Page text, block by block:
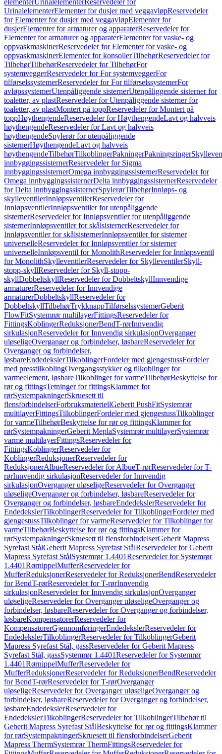
elementerUrinalelementerReservedeler for
UrinalelementerElementer for dusjer med veggavløpReservedeler
for Elementer for dusjer med veggavløpElementer for
dusjerElementer for armaturer og apparaterReservedeler for
Elementer for armaturer og apparaterElementer for vaske- og
oppvaskmaskinerReservedeler for Elementer for vaske- og
oppvaskmaskinerElementer for konsollerTilbehørReservedeler for
TilbehørTilbehørReservedeler for TilbehørFor
systemveggerReservedeler for For systemveggerFor
tilførselssystemerReservedeler for For tilførselssystemerFor
avløpssystemerUtenpåliggende sisternerUtenpåliggende sisterner for
toaletter, av plastReservedeler for Utenpåliggende sisterner for
toaletter, av plastMontert på toppReservedeler for Montert på
toppHøythengendeReservedeler for HøythengendeLavt og halvveis
høythengendeReservedeler for Lavt og halvveis
høythengendeSpylerør for utenpåliggende
sisternerHøythengendeLavt og halvveis
høythengendeTilbehørTilkoblingerPakningerPakningsringer
innbyggingssisternerReservedeler for Sigma
innbyggingssisternerOmega innbyggingssisternerReservedeler for
Omega innbyggingssisternerDelta innbyggingssisternerReservedeler
for Delta innbyggingssisternerSpylerørTilbehørInnløps- og
skylleventilerInnløpsventilerReservedeler for
InnløpsventilerInnløpsventiler for utenpåliggende
sisternerReservedeler for Innløpsventiler for utenpåliggende
sisternerInnløpsventiler for skålsisternerReservedeler for
Innløpsventiler for skålsisternerInnløpsventiler for sisterner
universelleReservedeler for Innløpsventiler for sisterner
universelleInnløpsventil for MonolithReservedeler for Innløpsventil
for MonolithSkylleventilerReservedeler for SkylleventilerSkyll-
stopp-skyllReservedeler for Skyll-stopp-
skyllDobbeltskyllReservedeler for DobbeltskyllInnvendige
armaturerReservedeler for Innvendige
armaturerDobbeltskyllReservedeler for
DobbeltskyllTilbehørTrykknappTilførselssystemerGeberit
FlowFitSystemrør multilayerFittingsReservedeler for
FittingsKoblingerReduksjonerBendT-rørInnvendig
sirkulasjonReservedeler for Innvendig sirkulasjonOverganger
uløseligeOverganger og forbindelser, løsbareReservedeler for
Overganger og forbindelser,
løsbareEndedekslerTilkoblingerFordeler med gjengestussFordeler
med presstilkoblingOvergangsstykker og tilkoblinger for
varmeelement, løsbareTilkoblinger for varmeTilbehørBeskyttelse for
rør og fittingsTetninger for fittingsKlammer for
rørSystempakningerSkruesett til
flensforbindelserForbruksmateriellGeberit PushFitSystemrør
multilayerFittingsTilkoblingerFordeler med gjengestussTilkoblinger
for varmeTilbehørBeskyttelse for rør og fittingsKlammer for
rørSystempakningerGeberit MeplaSystemrør multilayerSystemrør
varme multilayerFittingsReservedeler for
FittingsKoblingerReservedeler for
KoblingerReduksjonerReservedeler for
ReduksjonerAlbueReservedeler for AlbueT-rørReservedeler for T-
rørInnvendig sirkulasjonReservedeler for Innvendig
sirkulasjonOverganger uløseligeReservedeler for Overganger
uløseligeOverganger og forbindelser, løsbareReservedeler for
Overganger og forbindelser, løsbareEndedekslerReservedeler for
EndedekslerTilkoblingerReservedeler for TilkoblingerFordeler med
gjengestussTilkoblinger for varmeReservedeler for Tilkoblinger for
varmeTilbehørBeskyttelse for rør og fittingsKlammer for
rørSystempakningerSkruesett til flensforbindelserGeberit Mapress
Syrefast StålGeberit Mapress Syrefast StålReservedeler for Geberit
Mapress Syrefast StålSystemrør 1.4401Reservedeler for Systemrør
1.4401RørnippelMufferReservedeler for
MufferReduksjonerReservedeler for ReduksjonerBendReservedeler
for BendT-rørReservedeler for T-rørInnvendig
sirkulasjonReservedeler for Innvendig sirkulasjonOverganger
uløseligeReservedeler for Overganger uløseligeOverganger og
forbindelser, løsbareReservedeler for Overganger og forbindelser,
løsbareKompensatorerReservedeler for
KompensatorerGjennomføringerEndedekslerReservedeler for
EndedekslerTilkoblingerReservedeler for TilkoblingerGeberit
Mapress Syrefast Stål, gassReservedeler for Geberit Mapress
Syrefast Stål, gassSystemrør 1.4401Reservedeler for Systemrør
1.4401RørnippelMufferReservedeler for
MufferReduksjonerReservedeler for ReduksjonerBendReservedeler
for BendT-rørReservedeler for T-rørOverganger
uløseligeReservedeler for Overganger uløseligeOverganger og
forbindelser, løsbareReservedeler for Overganger og forbindelser,
løsbareEndedekslerReservedeler for
EndedekslerTilkoblingerReservedeler for TilkoblingerTilbehør til
Geberit Mapress Syrefast StålBeskyttelse for rør og fittingsKlammer
for rørSystempakningerSkruesett til flensforbindelserGeberit
Mapress ThermSystemrør ThermFittingsReservedeler for